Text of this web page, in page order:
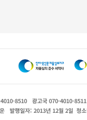
8510
광고국 070-4010-8511
발행일자: 2013년 12월 2일 청